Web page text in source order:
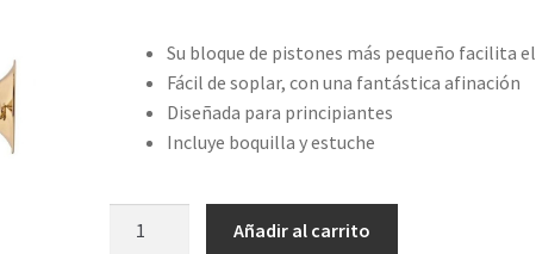
Su bloque de pistones más pequeño facilita
Fácil de soplar, con una fantástica afinación
Diseñada para principiantes
Incluye boquilla y estuche
Añadir al carrito